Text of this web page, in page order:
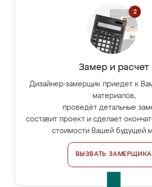
Замер и расчет
Дизайнер-замерщик приедет к
материалов,
проведёт детальные
составит проект и сделает
стоимости Вашей будущей
ВЫЗВАТЬ ЗАМЕРЩИКА